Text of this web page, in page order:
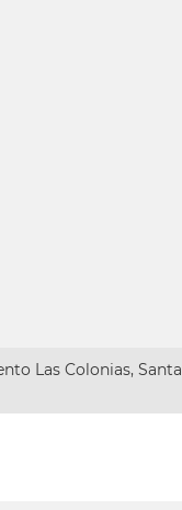
Las Colonias, Santa